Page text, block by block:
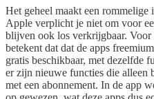
Het geheel maakt een
Apple verplicht je niet om voor
blijven ook los verkrijgbaar. Voor
betekent dat dat de apps
gratis beschikbaar, met dezelfde
er zijn nieuwe functies die alleen
met een abonnement. In de app